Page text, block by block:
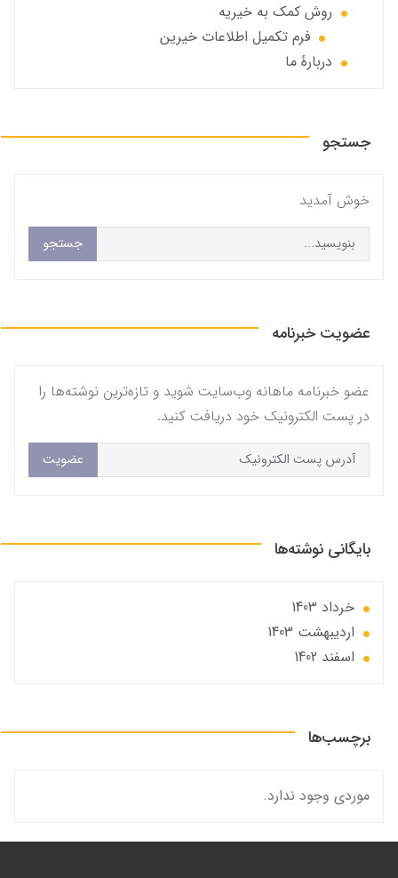
روش کمک به خیریه
فرم تکمیل اطلاعات خیرین
دربارهٔ ما
جستجو
خوش آمديد
جستجو
عضویت خبرنامه
عضو خبرنامه ماهانه وب‌سایت شوید و تازه‌ترین نوشته‌ها را
در پست الکترونیک خود دریافت کنید.
عضویت
بایگانی نوشته‌ها
خرداد 1403
ارديبهشت 1403
اسفند 1402
برچسب‌ها
موردی وجود ندارد.